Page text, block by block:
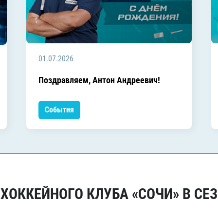
01.07.2026
Поздравляем, Антон Андреевич!
События
КЛУБА «СОЧИ» В